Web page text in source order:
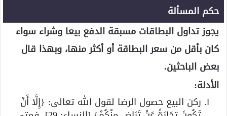
حكم المسألة
يجوز تداول البطاقات مسبقة الدفع بيعا وشراء سواء
كان بأقل من سعر البطاقة أو أكثر منها، وبهذا قال
بعض الباحثين.
الأدلة:
ركن البيع حصول الرضا لقول الله تعالى: {إِلَّا أَنْ